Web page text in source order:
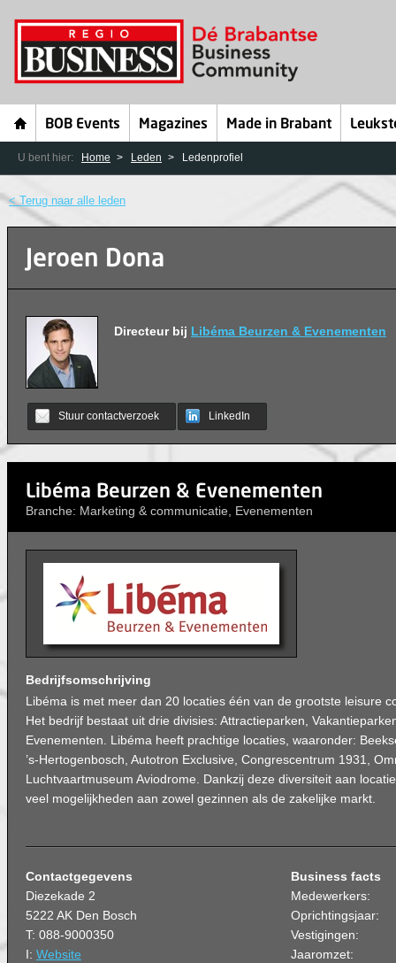
BOB Events Magazines Made in Brabant
U bent hier: Home Leden Ledenprofiel
< Terug naar alle leden
Jeroen Dona
Directeur bij Libéma Beurzen & Evenementen
Stuur contactverzoek LinkedIn
Libéma Beurzen & Evenementen
Branche: Marketing & communicatie, Evenementen
Bedrijfsomschrijving
Libéma is met meer dan 20 locaties één van de grootste leisure
Het bedrijf bestaat uit drie divisies: Attractieparken,
Evenementen. Libéma heeft prachtige locaties, waaronder:
’s-Hertogenbosch, Autotron Exclusive, Congrescentrum 1931,
Luchtvaartmuseum Aviodrome. Dankzij deze diversiteit aan
veel mogelijkheden aan zowel gezinnen als de zakelijke markt.
Contactgegevens
Diezekade 2
5222 AK Den Bosch
T: 088-9000350
I: Website
Business facts
Medewerkers:
Oprichtingsjaar:
Vestigingen:
Jaaromzet: